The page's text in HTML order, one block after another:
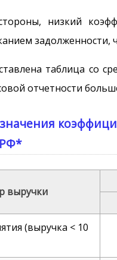
низкий
таблица со
отчетности
выручки
(выручка < 10